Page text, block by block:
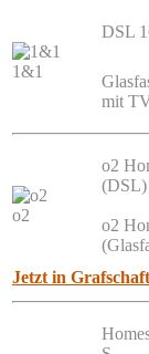
1&1
DSL
mit
o2
o2
(DSL)
o2
Jetzt in